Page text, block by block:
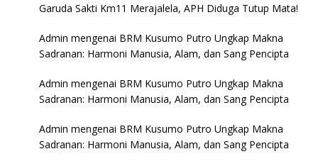
Garuda Sakti Km11 Merajalela, APH Diduga Tutup Mata!
Admin mengenai BRM Kusumo Putro Ungkap Makna
Sadranan: Harmoni Manusia, Alam, dan Sang Pencipta
Admin mengenai BRM Kusumo Putro Ungkap Makna
Sadranan: Harmoni Manusia, Alam, dan Sang Pencipta
Admin mengenai BRM Kusumo Putro Ungkap Makna
Sadranan: Harmoni Manusia, Alam, dan Sang Pencipta